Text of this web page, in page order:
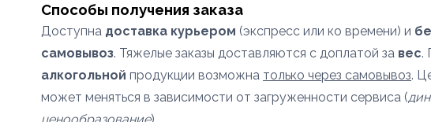
Способы получения заказа
Доступна доставка курьером (экспресс или ко времени) и
самовывоз. Тяжелые заказы доставляются с доплатой за вес.
алкогольной продукции возможна только через самовывоз.
может меняться в зависимости от загруженности сервиса (